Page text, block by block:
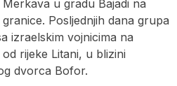
u gradu Bajadi na
Posljednjih dana grupa
izraelskim vojnicima na
rijeke Litani, u blizini
dvorca Bofor.